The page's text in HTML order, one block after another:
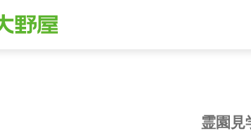
霊園見